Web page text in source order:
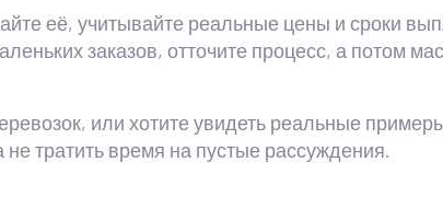
её, учитывайте реальные цены и сроки
заказов, отточите процесс, а потом
или хотите увидеть реальные
тратить время на пустые рассуждения.